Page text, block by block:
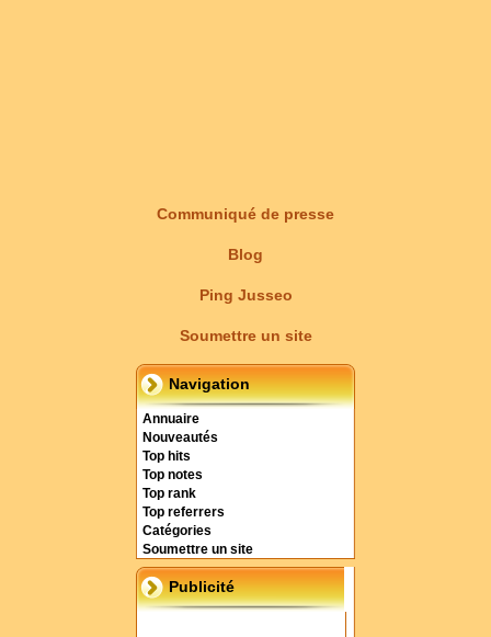
Communiqué de presse
Blog
Ping Jusseo
Soumettre un site
Navigation
Annuaire
Nouveautés
Top hits
Top notes
Top rank
Top referrers
Catégories
Soumettre un site
Publicité